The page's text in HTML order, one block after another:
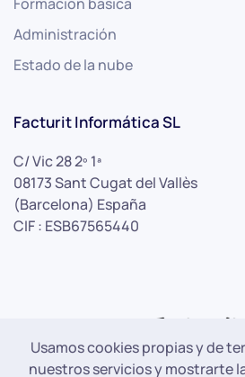
Administración
Estado de la nube
Facturit Informática SL
C/ Vic 28 2º 1ª
08173 Sant Cugat del Vallès
(Barcelona) España
CIF : ESB67565440
Usamos cookies propias y de
nuestros servicios y mostrarte